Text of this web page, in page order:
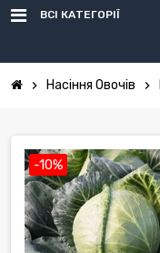
ВСІ КАТЕГОРІЇ
chevron_right Насіння Овочів chevron_right
-10%